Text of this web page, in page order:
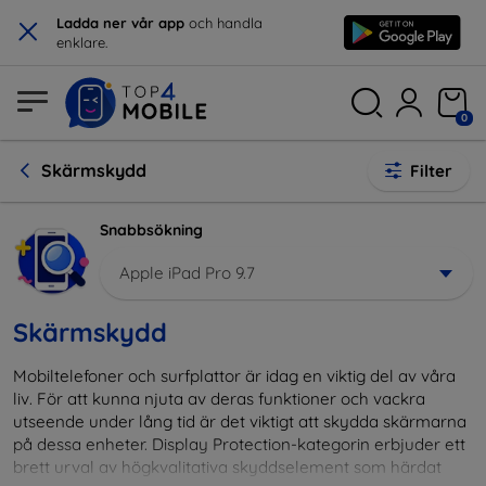
× Ladda ner vår app och handla
enklare.
0
Skärmskydd Filter
Snabbsökning
Apple iPad Pro 9.7
Skärmskydd
Mobiltelefoner och surfplattor är idag en viktig del av våra
liv. För att kunna njuta av deras funktioner och vackra
utseende under lång tid är det viktigt att skydda skärmarna
på dessa enheter. Display Protection-kategorin erbjuder ett
brett urval av högkvalitativa skyddselement som härdat